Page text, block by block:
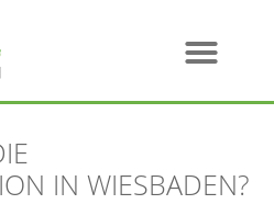
IN WIESBADEN?